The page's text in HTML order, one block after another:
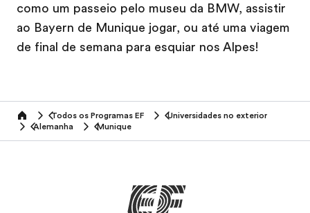
como um passeio pelo museu da BMW, assistir
ao Bayern de Munique jogar, ou até uma viagem
de final de semana para esquiar nos Alpes!
home Todos os Programas EF
Universidades no exterior
Alemanha
Munique